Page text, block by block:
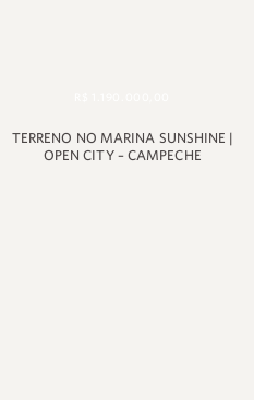
TERRENO NO MARINA SUNSHINE |
OPEN CITY – CAMPECHE